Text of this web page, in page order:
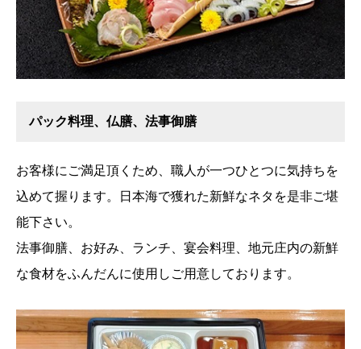
パック料理、仏膳、法事御膳
お客様にご満足頂くため、職人が一つひとつに気持ちを
込めて握ります。日本海で獲れた新鮮なネタを是非ご堪
能下さい。
法事御膳、お好み、ランチ、宴会料理、地元庄内の新鮮
な食材をふんだんに使用しご用意しております。